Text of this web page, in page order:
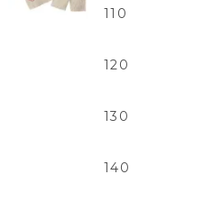
110
120
130
140